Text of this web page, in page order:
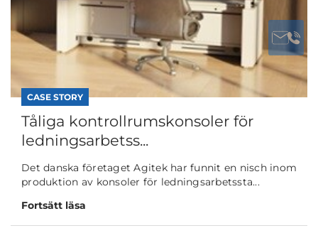
CASE STORY
Tåliga kontrollrumskonsoler för
ledningsarbetss...
Det danska företaget Agitek har funnit en nisch inom
produktion av konsoler för ledningsarbetssta...
Fortsätt läsa